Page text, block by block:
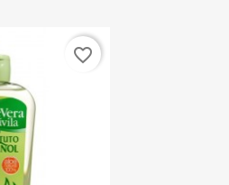
favorite_border